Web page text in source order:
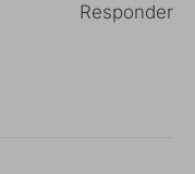
Responder